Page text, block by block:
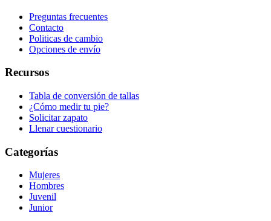
Preguntas frecuentes
Contacto
Politicas de cambio
Opciones de envío
Recursos
Tabla de conversión de tallas
¿Cómo medir tu pie?
Solicitar zapato
Llenar cuestionario
Categorías
Mujeres
Hombres
Juvenil
Junior